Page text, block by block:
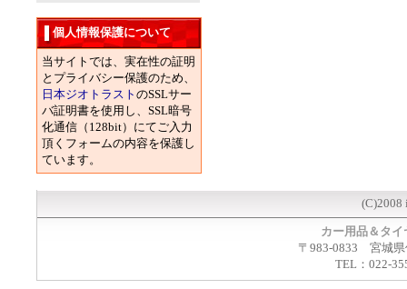
個人情報保護について
当サイトでは、実在性の証明
とプライバシー保護のため、
日本ジオトラスト のSSLサー
バ証明書を使用し、SSL暗号
化通信（128bit）にてご入力
頂くフォームの内容を保護し
ています。
(C)2008
カー用品＆タ
〒983-0833 宮城県
TEL：022-